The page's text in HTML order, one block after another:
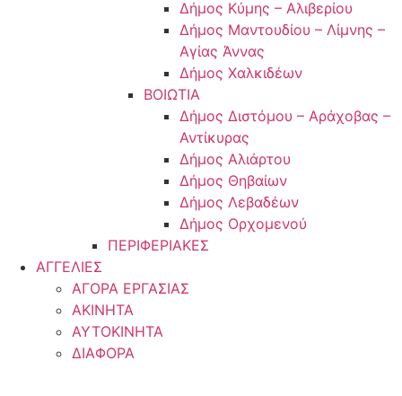
Δήμος Κύμης – Αλιβερίου
Δήμος Μαντουδίου – Λίμνης –
Αγίας Άννας
Δήμος Χαλκιδέων
ΒΟΙΩΤΙΑ
Δήμος Διστόμου – Αράχοβας –
Αντίκυρας
Δήμος Αλιάρτου
Δήμος Θηβαίων
Δήμος Λεβαδέων
Δήμος Ορχομενού
ΠΕΡΙΦΕΡΙΑΚΕΣ
ΑΓΓΕΛΙΕΣ
ΑΓΟΡΑ ΕΡΓΑΣΙΑΣ
ΑΚΙΝΗΤΑ
ΑΥΤΟΚΙΝΗΤΑ
ΔΙΑΦΟΡΑ